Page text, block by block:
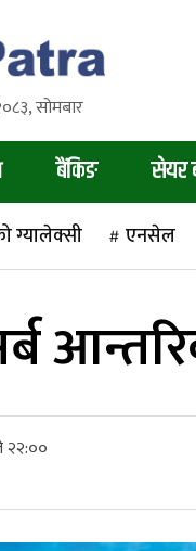
सोमबार
बैंकिङ सेयर
ग्यालेक्सी एनसेल
२२:००